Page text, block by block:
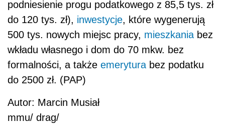
podniesienie progu podatkowego z 85,5 tys. zł
do 120 tys. zł), inwestycje, które wygenerują
500 tys. nowych miejsc pracy, mieszkania bez
wkładu własnego i dom do 70 mkw. bez
formalności, a także emerytura bez podatku
do 2500 zł. (PAP)
Autor: Marcin Musiał
mmu/ drag/